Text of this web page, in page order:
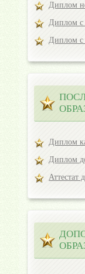
Диплом
Диплом с
Диплом с
Диплом
Диплом
Аттестат